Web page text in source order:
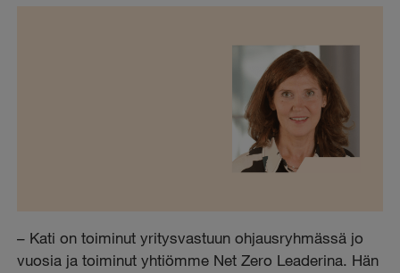
– Kati on toiminut yritysvastuun ohjausryhmässä jo
vuosia ja toiminut yhtiömme Net Zero Leaderina. Hän